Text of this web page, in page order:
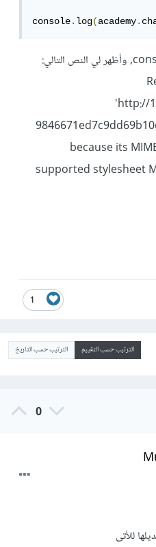
console.log(academy.
'http://
because its
supported stylesheet
1
الترتيب حسب التقييم الترتيب حسب التاريخ
0
للأتى